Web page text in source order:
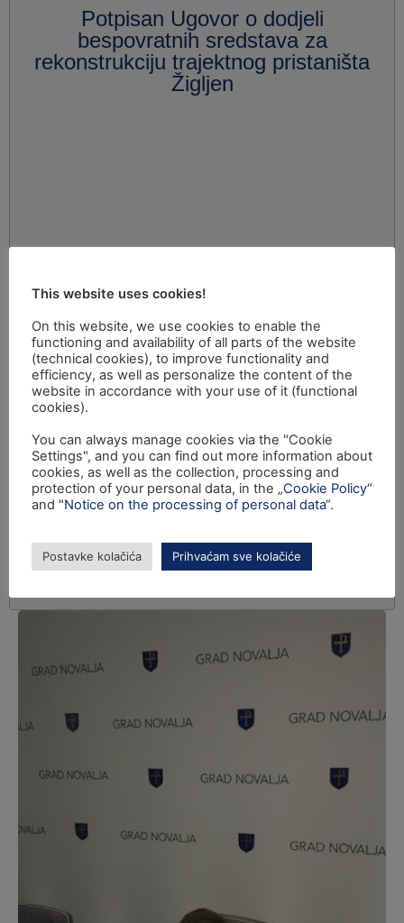
Potpisan Ugovor o dodjeli
bespovratnih sredstava za
rekonstrukciju trajektnog pristaništa
Žigljen
This website uses cookies!
On this website, we use cookies to enable the
functioning and availability of all parts of the website
(technical cookies), to improve functionality and
efficiency, as well as personalize the content of the
website in accordance with your use of it (functional
cookies).
You can always manage cookies via the "Cookie
Settings", and you can find out more information about
cookies, as well as the collection, processing and
protection of your personal data, in the „Cookie Policy“
and "Notice on the processing of personal data“.
Postavke kolačića Prihvaćam sve kolačiće